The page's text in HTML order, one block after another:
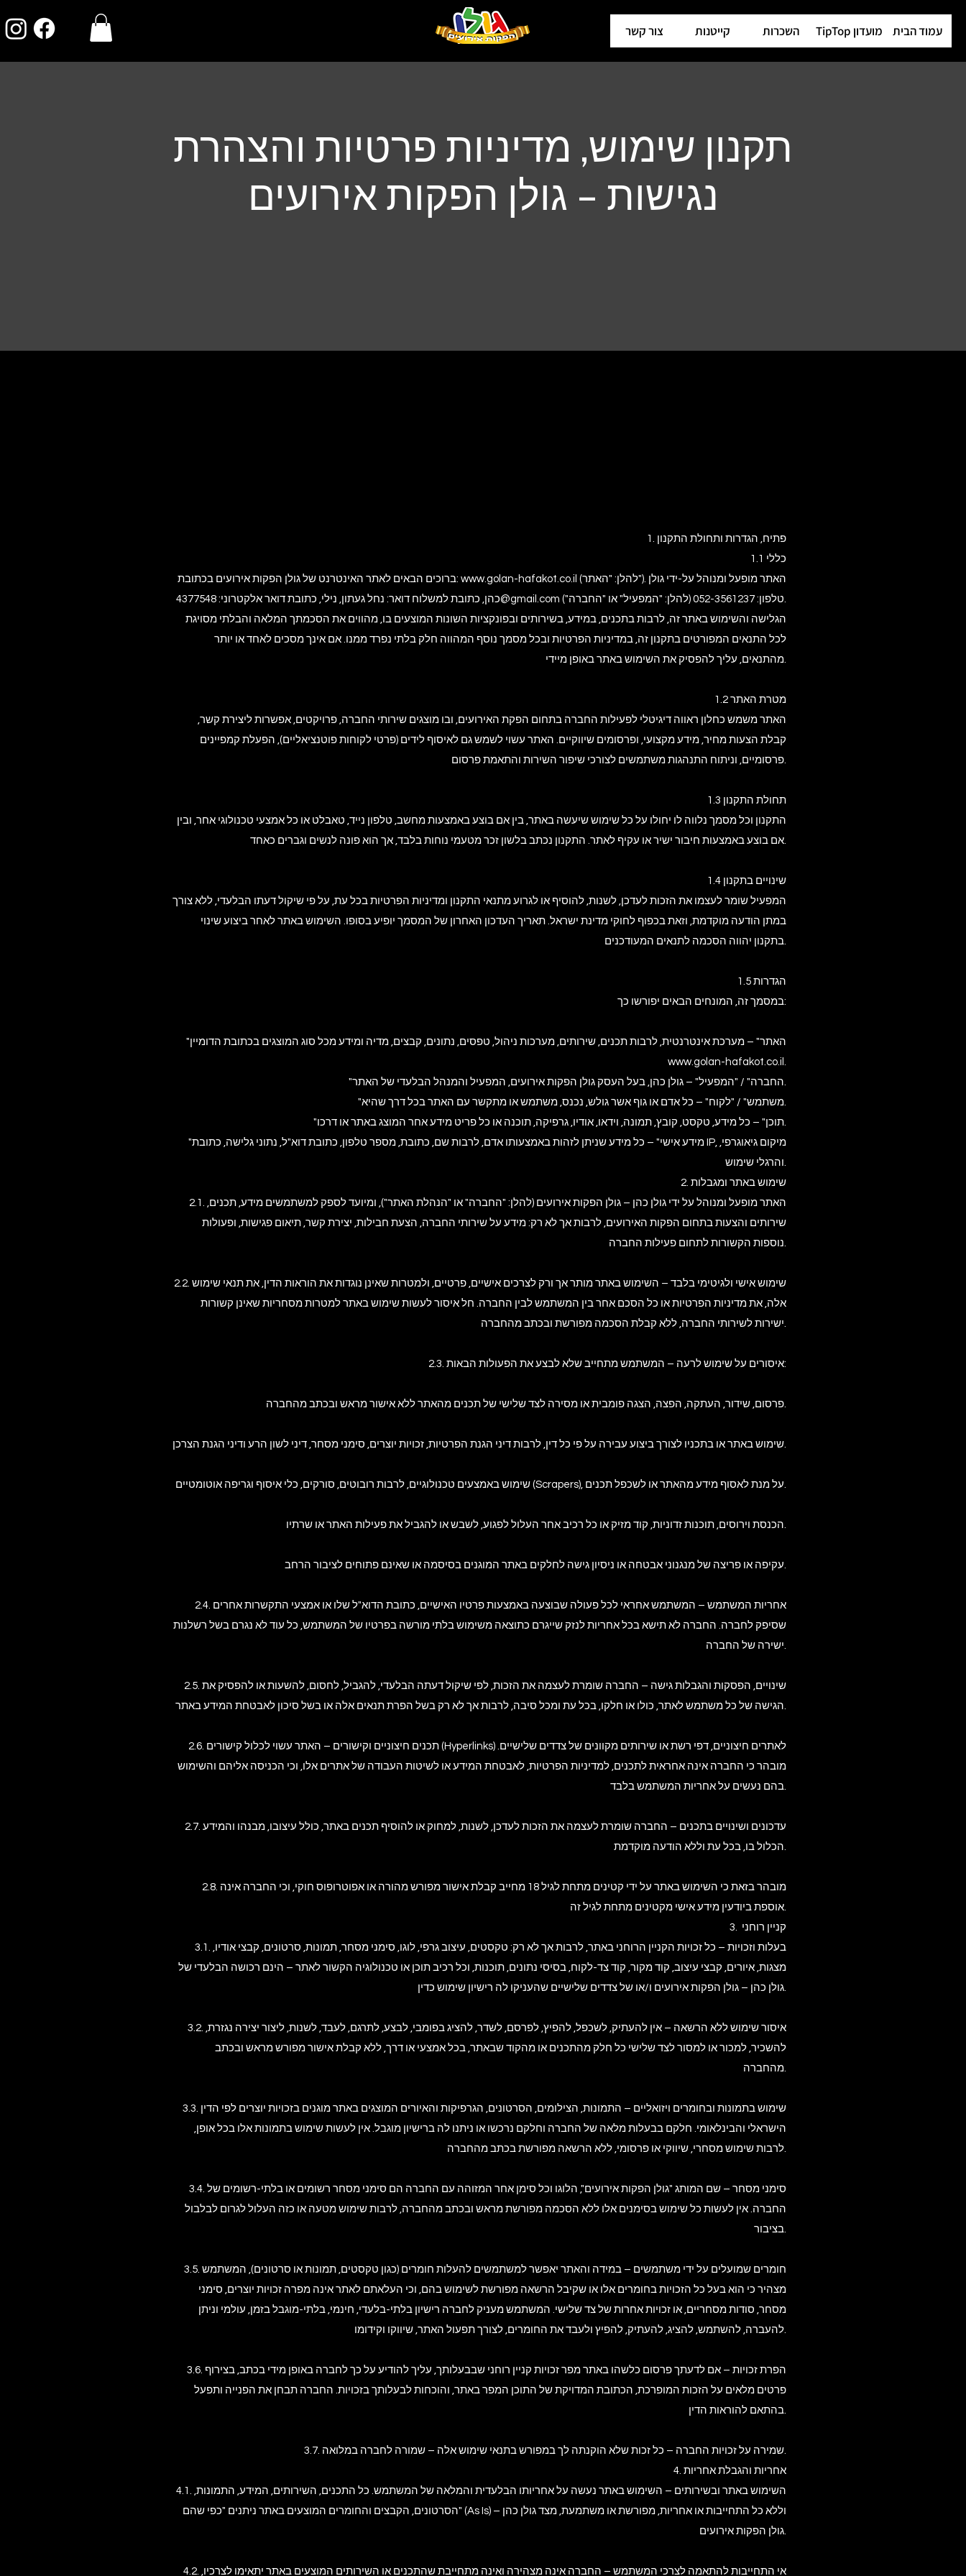
עמוד הבית מועדון TipTop השכרות קייטנות צור קשר
תקנון שימוש, מדיניות פרטיות והצהרת
נגישות – גולן הפקות אירועים
1. פתיח, הגדרות ותחולת התקנון
1.1 כללי
ברוכים הבאים לאתר האינטרנט של גולן הפקות אירועים בכתובת: www.golan-hafakot.co.il (להלן: "האתר"). האתר מופעל ומנוהל על-ידי גולן
כהן, כתובת למשלוח דואר: נחל געתון, נילי, כתובת דואר אלקטרוני:4377548@gmail.com
טלפון: 052-3561237 (להלן: "המפעיל" או "החברה").
הגלישה והשימוש באתר זה, לרבות בתכנים, במידע, בשירותים ובפונקציות השונות המוצעים בו, מהווים את הסכמתך המלאה והבלתי מסויגת
לכל התנאים המפורטים בתקנון זה, במדיניות הפרטיות ובכל מסמך נוסף המהווה חלק בלתי נפרד ממנו. אם אינך מסכים לאחד או יותר
מהתנאים, עליך להפסיק את השימוש באתר באופן מיידי.
1.2 מטרת האתר
האתר משמש כחלון ראווה דיגיטלי לפעילות החברה בתחום הפקת האירועים, ובו מוצגים שירותי החברה, פרויקטים, אפשרות ליצירת קשר,
קבלת הצעות מחיר, מידע מקצועי, ופרסומים שיווקיים. האתר עשוי לשמש גם לאיסוף לידים (פרטי לקוחות פוטנציאליים), הפעלת קמפיינים
פרסומיים, וניתוח התנהגות משתמשים לצורכי שיפור השירות והתאמת פרסום.
1.3 תחולת התקנון
התקנון וכל מסמך נלווה לו יחולו על כל שימוש שיעשה באתר, בין אם בוצע באמצעות מחשב, טלפון נייד, טאבלט או כל אמצעי טכנולוגי אחר, ובין
אם בוצע באמצעות חיבור ישיר או עקיף לאתר. התקנון נכתב בלשון זכר מטעמי נוחות בלבד, אך הוא פונה לנשים וגברים כאחד.
1.4 שינויים בתקנון
המפעיל שומר לעצמו את הזכות לעדכן, לשנות, להוסיף או לגרוע מתנאי התקנון ומדיניות הפרטיות בכל עת, על פי שיקול דעתו הבלעדי, ללא צורך
במתן הודעה מוקדמת, וזאת בכפוף לחוקי מדינת ישראל. תאריך העדכון האחרון של המסמך יופיע בסופו. השימוש באתר לאחר ביצוע שינוי
בתקנון יהווה הסכמה לתנאים המעודכנים.
1.5 הגדרות
במסמך זה, המונחים הבאים יפורשו כך:
"האתר" – מערכת אינטרנטית, לרבות תכנים, שירותים, מערכות ניהול, טפסים, נתונים, קבצים, מדיה ומידע מכל סוג המוצגים בכתובת הדומיין
www.golan-hafakot.co.il .
"החברה" / "המפעיל" – גולן כהן, בעל העסק גולן הפקות אירועים, המפעיל והמנהל הבלעדי של האתר.
"משתמש" / "לקוח" – כל אדם או גוף אשר גולש, נכנס, משתמש או מתקשר עם האתר בכל דרך שהיא.
"תוכן" – כל מידע, טקסט, קובץ, תמונה, וידאו, אודיו, גרפיקה, תוכנה או כל פריט מידע אחר המוצג באתר או דרכו.
"מידע אישי" – כל מידע שניתן לזהות באמצעותו אדם, לרבות שם, כתובת, מספר טלפון, כתובת דוא"ל, נתוני גלישה, כתובת IP, מיקום גיאוגרפי,
והרגלי שימוש.
2. שימוש באתר ומגבלות
2.1. האתר מופעל ומנוהל על ידי גולן כהן – גולן הפקות אירועים (להלן: "החברה" או "הנהלת האתר"), ומיועד לספק למשתמשים מידע, תכנים,
שירותים והצעות בתחום הפקות האירועים, לרבות אך לא רק: מידע על שירותי החברה, הצעת חבילות, יצירת קשר, תיאום פגישות, ופעולות
נוספות הקשורות לתחום פעילות החברה.
2.2. שימוש אישי ולגיטימי בלבד – השימוש באתר מותר אך ורק לצרכים אישיים, פרטיים, ולמטרות שאינן נוגדות את הוראות הדין, את תנאי שימוש
אלה, את מדיניות הפרטיות או כל הסכם אחר בין המשתמש לבין החברה. חל איסור לעשות שימוש באתר למטרות מסחריות שאינן קשורות
ישירות לשירותי החברה, ללא קבלת הסכמה מפורשת ובכתב מהחברה.
2.3. איסורים על שימוש לרעה – המשתמש מתחייב שלא לבצע את הפעולות הבאות:
פרסום, שידור, העתקה, הפצה, הצגה פומבית או מסירה לצד שלישי של תכנים מהאתר ללא אישור מראש ובכתב מהחברה.
שימוש באתר או בתכניו לצורך ביצוע עבירה על פי כל דין, לרבות דיני הגנת הפרטיות, זכויות יוצרים, סימני מסחר, דיני לשון הרע ודיני הגנת הצרכן.
שימוש באמצעים טכנולוגיים, לרבות רובוטים, סורקים, כלי איסוף וגריפה אוטומטיים (Scrapers), על מנת לאסוף מידע מהאתר או לשכפל תכנים.
הכנסת וירוסים, תוכנות זדוניות, קוד מזיק או כל רכיב אחר העלול לפגוע, לשבש או להגביל את פעילות האתר או שרתיו.
עקיפה או פריצה של מנגנוני אבטחה או ניסיון גישה לחלקים באתר המוגנים בסיסמה או שאינם פתוחים לציבור הרחב.
2.4. אחריות המשתמש – המשתמש אחראי לכל פעולה שבוצעה באמצעות פרטיו האישיים, כתובת הדוא"ל שלו או אמצעי התקשרות אחרים
שסיפק לחברה. החברה לא תישא בכל אחריות לנזק שייגרם כתוצאה משימוש בלתי מורשה בפרטיו של המשתמש, כל עוד לא נגרם בשל רשלנות
ישירה של החברה.
2.5. שינויים, הפסקות והגבלות גישה – החברה שומרת לעצמה את הזכות, לפי שיקול דעתה הבלעדי, להגביל, לחסום, להשעות או להפסיק את
הגישה של כל משתמש לאתר, כולו או חלקו, בכל עת ומכל סיבה, לרבות אך לא רק בשל הפרת תנאים אלה או בשל סיכון לאבטחת המידע באתר.
2.6. תכנים חיצוניים וקישורים – האתר עשוי לכלול קישורים (Hyperlinks) לאתרים חיצוניים, דפי רשת או שירותים מקוונים של צדדים שלישיים.
מובהר כי החברה אינה אחראית לתכנים, למדיניות הפרטיות, לאבטחת המידע או לשיטות העבודה של אתרים אלו, וכי הכניסה אליהם והשימוש
בהם נעשים על אחריות המשתמש בלבד.
2.7. עדכונים ושינויים בתכנים – החברה שומרת לעצמה את הזכות לעדכן, לשנות, למחוק או להוסיף תכנים באתר, כולל עיצובו, מבנהו והמידע
הכלול בו, בכל עת וללא הודעה מוקדמת.
2.8. מובהר בזאת כי השימוש באתר על ידי קטינים מתחת לגיל 18 מחייב קבלת אישור מפורש מהורה או אפוטרופוס חוקי, וכי החברה אינה
אוספת ביודעין מידע אישי מקטינים מתחת לגיל זה.
3. קניין רוחני
3.1. בעלות וזכויות – כל זכויות הקניין הרוחני באתר, לרבות אך לא רק: טקסטים, עיצוב גרפי, לוגו, סימני מסחר, תמונות, סרטונים, קבצי אודיו,
מצגות, איורים, קבצי עיצוב, קוד מקור, קוד צד-לקוח, בסיסי נתונים, תוכנות, וכל רכיב תוכן או טכנולוגיה הקשור לאתר – הינם רכושה הבלעדי של
גולן כהן – גולן הפקות אירועים ו/או של צדדים שלישיים שהעניקו לה רישיון שימוש כדין.
3.2. איסור שימוש ללא הרשאה – אין להעתיק, לשכפל, להפיץ, לפרסם, לשדר, להציג בפומבי, לבצע, לתרגם, לעבד, לשנות, ליצור יצירה נגזרת,
להשכיר, למכור או למסור לצד שלישי כל חלק מהתכנים או מהקוד שבאתר, בכל אמצעי או דרך, ללא קבלת אישור מפורש מראש ובכתב
מהחברה.
3.3. שימוש בתמונות ובחומרים ויזואליים – התמונות, הצילומים, הסרטונים, הגרפיקות והאיורים המוצגים באתר מוגנים בזכויות יוצרים לפי הדין
הישראלי והבינלאומי. חלקם בבעלות מלאה של החברה וחלקם נרכשו או ניתנו לה ברישיון מוגבל. אין לעשות שימוש בתמונות אלו בכל אופן,
לרבות שימוש מסחרי, שיווקי או פרסומי, ללא הרשאה מפורשת בכתב מהחברה.
3.4. סימני מסחר – שם המותג "גולן הפקות אירועים", הלוגו וכל סימן אחר המזוהה עם החברה הם סימני מסחר רשומים או בלתי-רשומים של
החברה. אין לעשות כל שימוש בסימנים אלו ללא הסכמה מפורשת מראש ובכתב מהחברה, לרבות שימוש מטעה או כזה העלול לגרום לבלבול
בציבור.
3.5. חומרים שמועלים על ידי משתמשים – במידה והאתר יאפשר למשתמשים להעלות חומרים (כגון טקסטים, תמונות או סרטונים), המשתמש
מצהיר כי הוא בעל כל הזכויות בחומרים אלו או שקיבל הרשאה מפורשת לשימוש בהם, וכי העלאתם לאתר אינה מפרה זכויות יוצרים, סימני
מסחר, סודות מסחריים, או זכויות אחרות של צד שלישי. המשתמש מעניק לחברה רישיון בלתי-בלעדי, חינמי, בלתי-מוגבל בזמן, עולמי וניתן
להעברה, להשתמש, להציג, להעתיק, להפיץ ולעבד את החומרים, לצורך תפעול האתר, שיווקו וקידומו.
3.6. הפרת זכויות – אם לדעתך פרסום כלשהו באתר מפר זכויות קניין רוחני שבבעלותך, עליך להודיע על כך לחברה באופן מידי בכתב, בצירוף
פרטים מלאים על הזכות המופרכת, הכתובת המדויקת של התוכן המפר באתר, והוכחות לבעלותך בזכויות. החברה תבחן את הפנייה ותפעל
בהתאם להוראות הדין.
3.7. שמירה על זכויות החברה – כל זכות שלא הוקנתה לך במפורש בתנאי שימוש אלה – שמורה לחברה במלואה.
4. אחריות והגבלת אחריות
4.1. השימוש באתר ובשירותים – השימוש באתר נעשה על אחריותו הבלעדית והמלאה של המשתמש. כל התכנים, השירותים, המידע, התמונות,
הסרטונים, הקבצים והחומרים המוצעים באתר ניתנים "כפי שהם" (As Is) וללא כל התחייבות או אחריות, מפורשת או משתמעת, מצד גולן כהן –
גולן הפקות אירועים.
4.2. אי התחייבות להתאמה לצרכי המשתמש – החברה אינה מצהירה ואינה מתחייבת שהתכנים או השירותים המוצעים באתר יתאימו לצרכיו,